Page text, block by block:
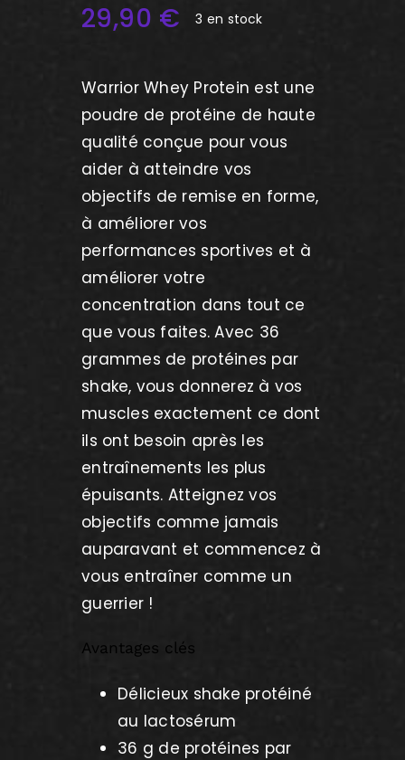
29,90 € 3 en stock
Warrior Whey Protein est une
poudre de protéine de haute
qualité conçue pour vous
aider à atteindre vos
objectifs de remise en forme,
à améliorer vos
performances sportives et à
améliorer votre
concentration dans tout ce
que vous faites. Avec 36
grammes de protéines par
shake, vous donnerez à vos
muscles exactement ce dont
ils ont besoin après les
entraînements les plus
épuisants. Atteignez vos
objectifs comme jamais
auparavant et commencez à
vous entraîner comme un
guerrier !
Avantages clés
Délicieux shake protéiné
au lactosérum
36 g de protéines par